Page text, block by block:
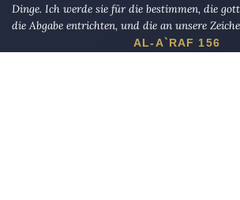
Dinge. Ich werde sie für die bestimmen, die
die Abgabe entrichten, und die an unsere
AL-A`RAF 156